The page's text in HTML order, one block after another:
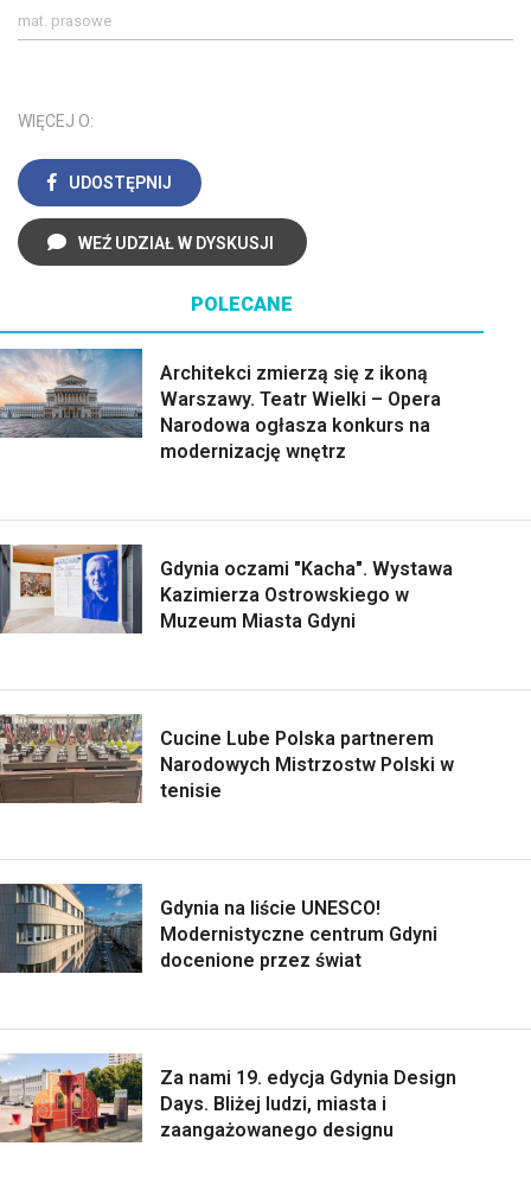
mat. prasowe
WIĘCEJ O:
UDOSTĘPNIJ
WEŹ UDZIAŁ W DYSKUSJI
POLECANE
Architekci zmierzą się z ikoną
Warszawy. Teatr Wielki – Opera
Narodowa ogłasza konkurs na
modernizację wnętrz
Gdynia oczami "Kacha". Wystawa
Kazimierza Ostrowskiego w
Muzeum Miasta Gdyni
Cucine Lube Polska partnerem
Narodowych Mistrzostw Polski w
tenisie
Gdynia na liście UNESCO!
Modernistyczne centrum Gdyni
docenione przez świat
Za nami 19. edycja Gdynia Design
Days. Bliżej ludzi, miasta i
zaangażowanego designu